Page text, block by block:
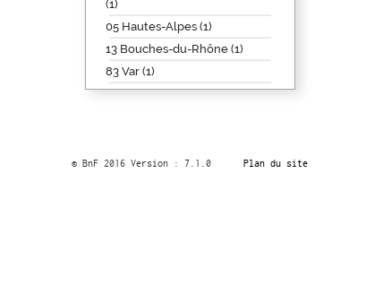
(1)
05 Hautes-Alpes (1)
13 Bouches-du-Rhône (1)
83 Var (1)
© BnF 2016 Version : 7.1.0 Plan du site